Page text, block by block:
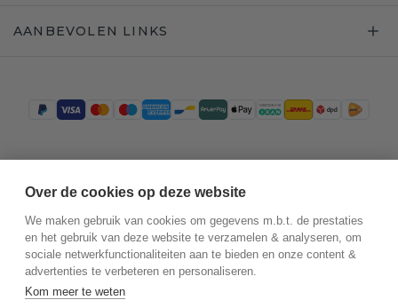
AANBEVOLEN LINKS
Over de cookies op deze website
We maken gebruik van cookies om gegevens m.b.t. de prestaties
en het gebruik van deze website te verzamelen & analyseren, om
sociale netwerkfunctionaliteiten aan te bieden en onze content &
advertenties te verbeteren en personaliseren.
Kom meer te weten